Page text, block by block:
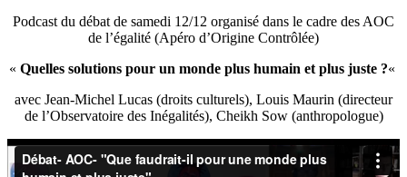
Podcast du débat de samedi 12/12 organisé dans le cadre des AOC
de l’égalité (Apéro d’Origine Contrôlée)
« Quelles solutions pour un monde plus humain et plus juste ?«
avec Jean-Michel Lucas (droits culturels), Louis Maurin (directeur
de l’Observatoire des Inégalités), Cheikh Sow (anthropologue)